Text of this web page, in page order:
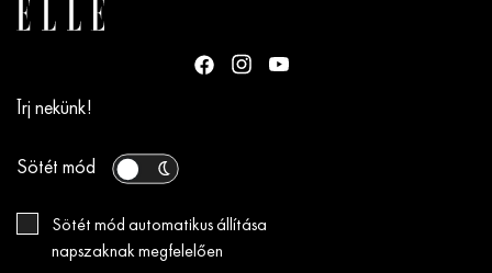
Írj nekünk!
Sötét mód
Sötét mód automatikus állítása
napszaknak megfelelően